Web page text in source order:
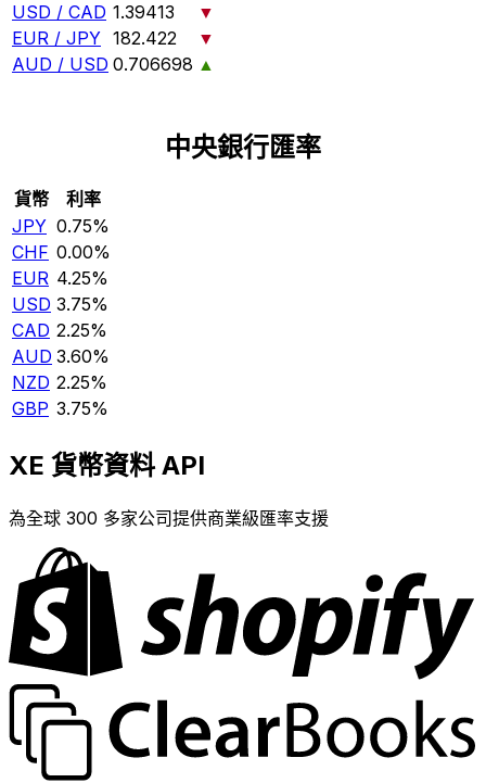
USD / CAD 1.39413
▼
EUR / JPY 182.422
▼
AUD / USD 0.706698 ▲
中央銀行匯率
貨幣
利率
JPY 0.75%
CHF 0.00%
EUR 4.25%
USD 3.75%
CAD 2.25%
AUD 3.60%
NZD 2.25%
GBP 3.75%
XE 貨幣資料 API
為全球 300 多家公司提供商業級匯率支援